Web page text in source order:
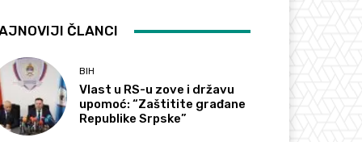
ČLANCI
BIH
Vlast u RS-u zove i državu
upomoć: “Zaštitite građane
Republike Srpske”